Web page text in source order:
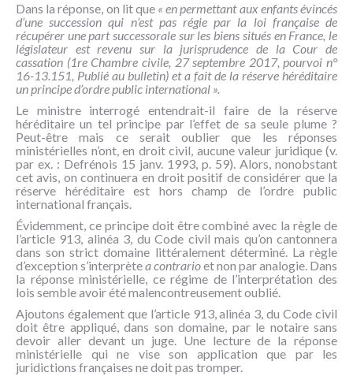
Dans la réponse, on lit que « en permettant aux enfants évincés
d’une succession qui n’est pas régie par la loi française de
récupérer une part successorale sur les biens situés en France, le
législateur est revenu sur la jurisprudence de la Cour de
cassation (1re Chambre civile, 27 septembre 2017, pourvoi n°
16-13.151, Publié au bulletin) et a fait de la réserve héréditaire
un principe d’ordre public international ».
Le ministre interrogé entendrait-il faire de la réserve
héréditaire un tel principe par l’effet de sa seule plume ?
Peut-être mais ce serait oublier que les réponses
ministérielles n’ont, en droit civil, aucune valeur juridique (v.
par ex. : Defrénois 15 janv. 1993, p. 59). Alors, nonobstant
cet avis, on continuera en droit positif de considérer que la
réserve héréditaire est hors champ de l’ordre public
international français.
Évidemment, ce principe doit être combiné avec la règle de
l’article 913, alinéa 3, du Code civil mais qu’on cantonnera
dans son strict domaine littéralement déterminé. La règle
d’exception s’interprètea contrarioet non par analogie. Dans
la réponse ministérielle, ce régime de l’interprétation des
lois semble avoir été malencontreusement oublié.
Ajoutons également que l’article 913, alinéa 3, du Code civil
doit être appliqué, dans son domaine, par le notaire sans
devoir aller devant un juge. Une lecture de la réponse
ministérielle qui ne vise son application que par les
juridictions françaises ne doit pas tromper.